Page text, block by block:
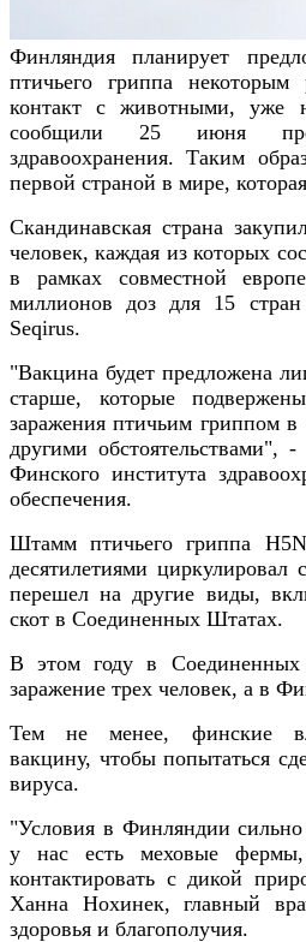
Финляндия планирует
птичьего гриппа
контакт с животными, уже
сообщили 25 июня
здравоохранения. Таким
первой страной в мире,
Скандинавская страна
человек, каждая из которых
в рамках совместной
миллионов доз для 15
Seqirus.
"Вакцина будет предложена
старше, которые
заражения птичьим гриппом в
другими обстоятельствами",
Финского института
обеспечения.
Штамм птичьего гриппа
десятилетиями
перешел на другие виды,
скот в Соединенных Штатах.
В этом году в Соединенных
заражение трех человек, а в
Тем не менее, финские
вакцину, чтобы попытаться
вируса.
"Условия в Финляндии сильно
у нас есть меховые
контактировать с дикой
Ханна Нохинек, главный
здоровья и благополучия.